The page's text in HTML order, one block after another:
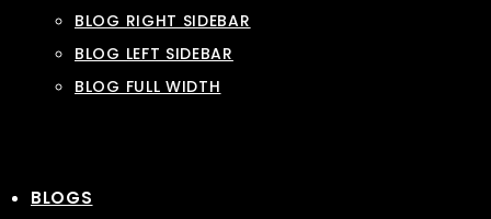
BLOG RIGHT SIDEBAR
BLOG LEFT SIDEBAR
BLOG FULL WIDTH
BLOGS